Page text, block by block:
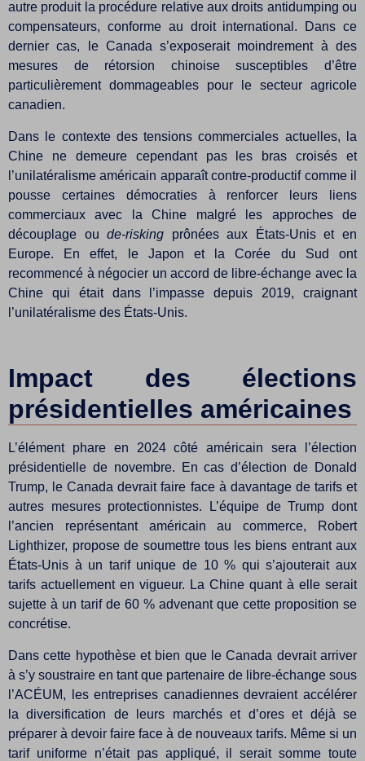
autre produit la procédure relative aux droits antidumping ou
compensateurs, conforme au droit international. Dans ce
dernier cas, le Canada s’exposerait moindrement à des
mesures de rétorsion chinoise susceptibles d’être
particulièrement dommageables pour le secteur agricole
canadien.
Dans le contexte des tensions commerciales actuelles, la
Chine ne demeure cependant pas les bras croisés et
l’unilatéralisme américain apparaît contre-productif comme il
pousse certaines démocraties à renforcer leurs liens
commerciaux avec la Chine malgré les approches de
découplage oude-risking prônées aux États-Unis et en
Europe. En effet, le Japon et la Corée du Sud ont
recommencé à négocier un accord de libre-échange avec la
Chine qui était dans l’impasse depuis 2019, craignant
l’unilatéralisme des États-Unis.
Impact des élections
présidentielles américaines
L’élément phare en 2024 côté américain sera l’élection
présidentielle de novembre. En cas d’élection de Donald
Trump, le Canada devrait faire face à davantage de tarifs et
autres mesures protectionnistes. L’équipe de Trump dont
l’ancien représentant américain au commerce, Robert
Lighthizer, propose de soumettre tous les biens entrant aux
États-Unis à un tarif unique de 10 % qui s’ajouterait aux
tarifs actuellement en vigueur. La Chine quant à elle serait
sujette à un tarif de 60 % advenant que cette proposition se
concrétise.
Dans cette hypothèse et bien que le Canada devrait arriver
à s’y soustraire en tant que partenaire de libre-échange sous
l’ACÉUM, les entreprises canadiennes devraient accélérer
la diversification de leurs marchés et d’ores et déjà se
préparer à devoir faire face à de nouveaux tarifs. Même si un
tarif uniforme n’était pas appliqué, il serait somme toute